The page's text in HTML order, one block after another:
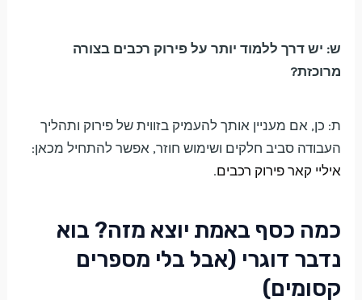
ש: יש דרך ללמוד יותר על פירוק רכבים בצורה
מרוכזת?
ת: כן, אם מעניין אותך להעמיק בזווית של פירוק ותהליך
העבודה סביב חלקים ושימוש חוזר, אפשר להתחיל מכאן:
איליי קאר פירוק רכבים.
כמה כסף באמת יוצא מזה? בוא
נדבר דוגרי (אבל בלי מספרים
קסומים)